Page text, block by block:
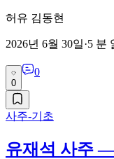
허유 김동현
2026년 6월 30일·5 분
0
0
사주-기초
유재석 사주